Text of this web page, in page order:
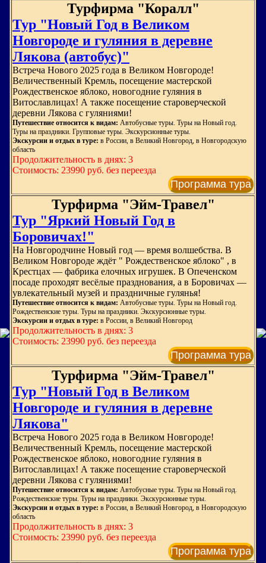
Турфирма "Коралл"
Тур "Новый Год в Великом
Новгороде и гуляния в деревне
Лякова (автобус)"
Встреча Нового 2025 года в Великом Новгороде!
Величественный Кремль, посещение мастерской
Рождественское яблоко, новогодние гуляния в
Витославлицах! А также посещение староверческой
деревни Лякова с гуляниями!
Путешествие относится к видам: Автобусные туры. Туры на Новый год.
Туры на праздники. Групповые туры. Экскурсионные туры.
Экскурсии и отдых в туре: в России, в Великий Новгород, в Новгородскую
область
Продолжительность в днях: 3
Стоимость: 23990 руб. без переезда
Программа тура
Турфирма "Эйм-Травел"
Тур "Яркий Новый Год в
Боровичах!"
На Новгородчине Новый год — время волшебства. В
Великом Новгороде ждёт " Рождественское яблоко" , в
Крестцах — фабрика елочных игрушек. В Опеченском
посаде проходят весёлые празднования, а в Боровичах —
увлекательный музей и праздничные гулянья!
Путешествие относится к видам: Автобусные туры. Туры на Новый год.
Рождественские туры. Туры на праздники. Экскурсионные туры.
Экскурсии и отдых в туре: в России, в Великий Новгород
Продолжительность в днях: 3
Стоимость: 23990 руб. без переезда
Программа тура
Турфирма "Эйм-Травел"
Тур "Новый Год в Великом
Новгороде и гуляния в деревне
Лякова"
Встреча Нового 2025 года в Великом Новгороде!
Величественный Кремль, посещение мастерской
Рождественское яблоко, новогодние гуляния в
Витославлицах! А также посещение староверческой
деревни Лякова с гуляниями!
Путешествие относится к видам: Автобусные туры. Туры на Новый год.
Рождественские туры. Туры на праздники. Экскурсионные туры.
Экскурсии и отдых в туре: в России, в Великий Новгород, в Новгородскую
область
Продолжительность в днях: 3
Стоимость: 23990 руб. без переезда
Программа тура